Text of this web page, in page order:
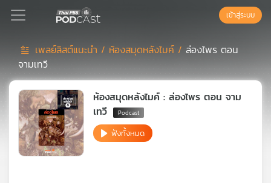
Podcast
เพล
สต์
เข้าสู่ระบบ
เพลย์ลิสต์แนะนำ / ห้องสมุดหลังไมค์ /ล่องไพร ตอน
จามเทวี
ห้องสมุดหลังไมค์ : ล่องไพร ตอน จาม
เทวี
ฟังทั้งหมด